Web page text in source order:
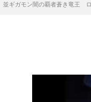
並ギガモン闇の覇者蒼き竜王